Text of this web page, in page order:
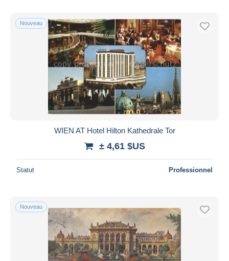
Nouveau
WIEN AT Hotel Hilton Kathedrale Tor
± 4,61 $US
Statut Professionnel
Nouveau